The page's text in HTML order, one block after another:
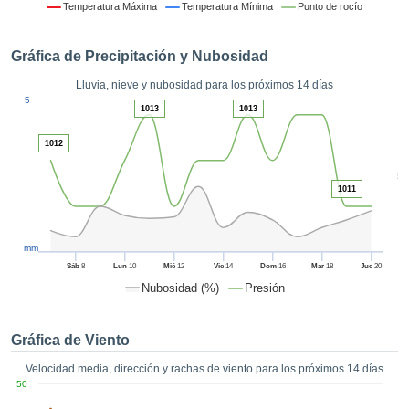
permite
sin coste.
en
así como
un perfil
CONTINUAR
CONFIGURACIÓN
Temperatura Máxima Temperatura Mínima Punto de rocío
Gráfica de Precipitación y Nubosidad
Lluvia, nieve y nubosidad para los próximos 14 días
Nubosidad (%) Presión
50
Sáb8 Lun 10 Mié 12 Vie 14 Dom16 Mar18 Jue 20
5
mm
1012
1013 1013
1011
Gráfica de Viento
Velocidad media, dirección y rachas de viento para los próximos 14 días
50